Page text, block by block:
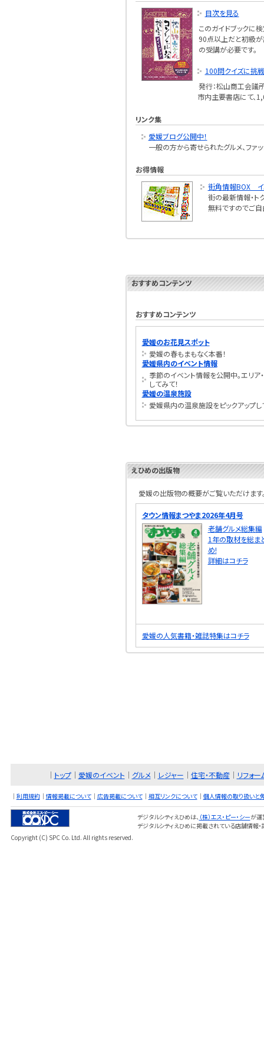
目次を見る
このガイドブックに
90点以上だと初級が
の受講が必要です。
100問クイズに挑戦
発行：松山商工会議
市内主要書店にて、
リンク集
愛媛ブログ公開中！
一般の方から寄せられたグルメ、ファ
お得情報
街角情報BOX イ
街の最新情報・ト
無料ですのでご
おすすめコンテンツ
おすすめコンテンツ
愛媛のお花見スポット
愛媛の春もまもなく本番！
愛媛県内のイベント情報
季節のイベント情報を公開中。エリア
してみて！
愛媛の温泉施設
愛媛県内の温泉施設をピックアップ
えひめの出版物
愛媛の出版物の概要がご覧いただけます
タウン情報まつやま2026年4月号
老舗グルメ総集編
1年の取材を総ま
め!
詳細はコチラ
愛媛の人気書籍・雑誌特集はコチラ
｜ トップ｜ 愛媛のイベント ｜ グルメ｜ レジャー ｜ 住宅・不動産｜ リフォ
｜ 利用規約｜ 情報掲載について｜ 広告掲載について｜ 相互リンクについて｜ 個人情報の取り扱いと
デジタルシティえひめは、 （株）エス・ピー・シーが運
デジタルシティえひめに掲載されている店舗情報
Copyright (C) SPC Co. Ltd. All rights reserved.